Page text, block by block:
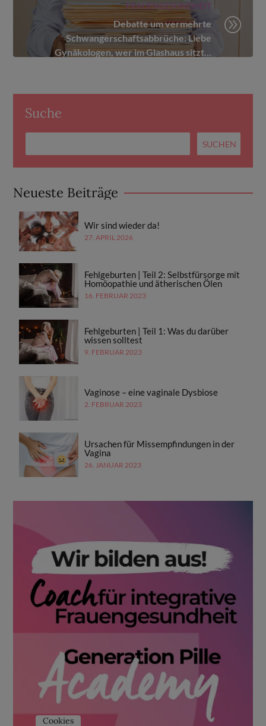
FRAUENGESUNDHEIT
Debatte um vermehrte
Schwangerschaftsabbrüche: Liebe
Gynäkologen, wer im Glashaus sitzt…
A
Suche
Neueste Beiträge
Wir sind wieder da!
27. APRIL 2026
Fehlgeburten | Teil 2: Selbstfürsorge mit
Homöopathie und ätherischen Ölen
16. FEBRUAR 2023
Fehlgeburten | Teil 1: Was du darüber
wissen solltest
9. FEBRUAR 2023
Vaginose – eine vaginale Dysbiose
2. FEBRUAR 2023
Ursachen für Missempfindungen in der
Vagina
26. JANUAR 2023
Cookies